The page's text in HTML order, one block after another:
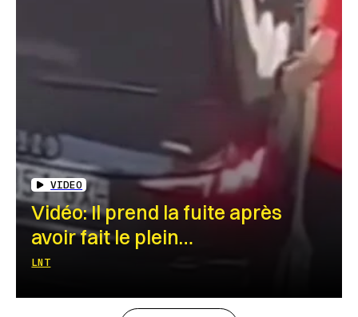
VIDEO
Vidéo: Il prend la fuite après
avoir fait le plein…
LNT